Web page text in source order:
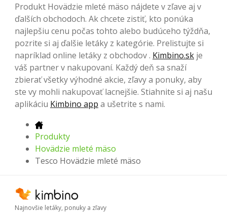
Produkt Hovädzie mleté ​​mäso nájdete v zľave aj v
ďalších obchodoch. Ak chcete zistiť, kto ponúka
najlepšiu cenu počas tohto alebo budúceho týždňa,
pozrite si aj ďalšie letáky z kategórie. Prelistujte si
napríklad online letáky z obchodov . Kimbino.sk je
váš partner v nakupovaní. Každý deň sa snaží
zbierať všetky výhodné akcie, zľavy a ponuky, aby
ste vy mohli nakupovať lacnejšie. Stiahnite si aj našu
aplikáciu Kimbino app a ušetrite s nami.
Produkty
Hovädzie mleté ​​mäso
Tesco Hovädzie mleté ​​mäso
Najnovšie letáky, ponuky a zľavy